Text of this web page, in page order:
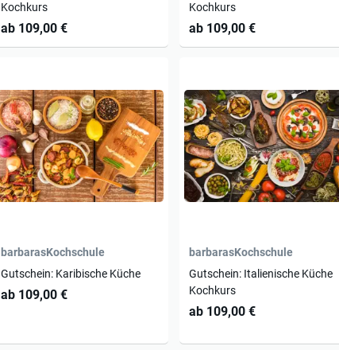
Kochkurs
ab 109,00 €
Kochkurs
ab 109,00 €
barbarasKochschule
Gutschein: Karibische Küche
ab 109,00 €
barbarasKochschule
Gutschein: Italienische Küche
Kochkurs
ab 109,00 €